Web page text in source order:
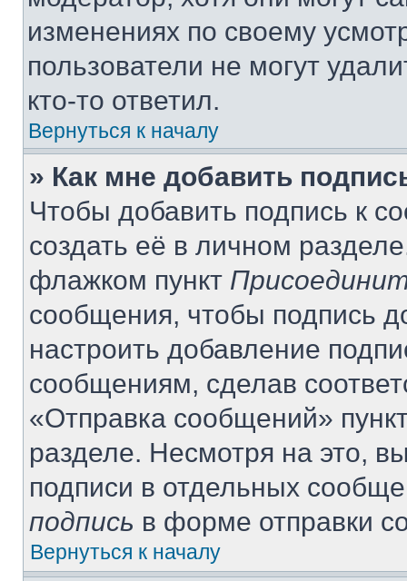
изменениях по своему
пользователи не могут
кто-то ответил.
Вернуться к началу
» Как мне добавить
Чтобы добавить подпись к
создать её в личном
флажком пункт
сообщения, чтобы подпись
настроить добавление
сообщениям, сделав
«Отправка сообщений»
разделе. Несмотря на это,
подписи в отдельных
подпись в форме отправки
Вернуться к началу